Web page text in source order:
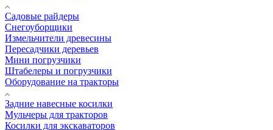
Садовые райдеры
Снегоуборщики
Измельчители древесины
Пересадчики деревьев
Мини погрузчики
Штабелеры и погрузчики
Оборудование на тракторы
Задние навесные косилки
Мульчеры для тракторов
Косилки для экскаваторов